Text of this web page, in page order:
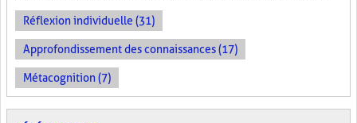
Réflexion individuelle (31)
Approfondissement des connaissances (17)
Métacognition (7)